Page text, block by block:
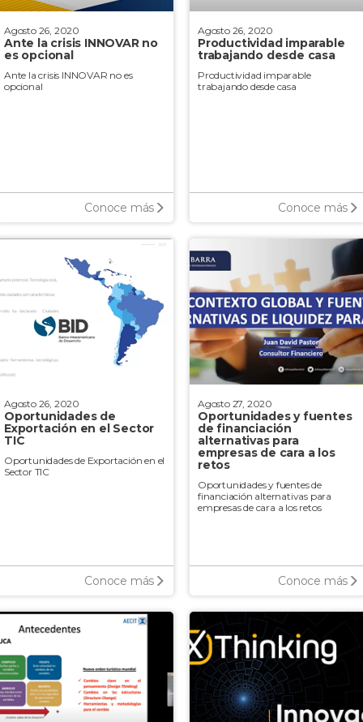
Agosto 26, 2020
Ante la crisis INNOVAR no
es opcional
Ante la crisis INNOVAR no es
opcional
Conoce más
Agosto 26, 2020
Productividad imparable
trabajando desde casa
Productividad imparable
trabajando desde casa
Conoce más
Agosto 26, 2020
Oportunidades de
Exportación en el Sector
TIC
Oportunidades de Exportación en el
Sector TIC
Conoce más
Agosto 27, 2020
Oportunidades y fuentes
de financiación
alternativas para
empresas de cara a los
retos
Oportunidades y fuentes de
financiación alternativas para
empresas de cara a los retos
Conoce más